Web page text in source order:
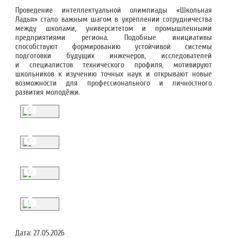
Проведение интеллектуальной олимпиады «Школьная
Ладья» стало важным шагом в укреплении сотрудничества
между школами, университетом и промышленными
предприятиями региона. Подобные инициативы
способствуют формированию устойчивой системы
подготовки будущих инженеров, исследователей
и специалистов технического профиля, мотивируют
школьников к изучению точных наук и открывают новые
возможности для профессионального и личностного
развития молодёжи.
Дата: 27.05.2026